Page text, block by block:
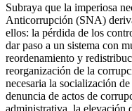
Subraya que la imperiosa
Anticorrupción (SNA)
ellos: la pérdida de los
dar paso a un sistema con
reordenamiento y
reorganización de la
necesaria la socialización
denuncia de actos de
administrativa, la elevación